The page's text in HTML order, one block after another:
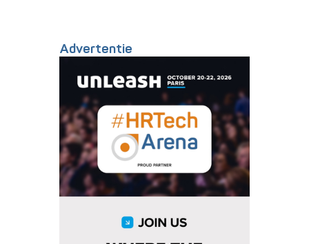
Advertentie